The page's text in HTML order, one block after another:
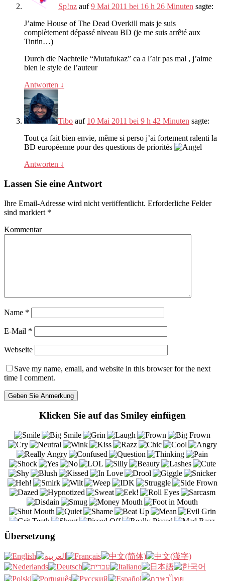
Sp!nz auf9 Mai 2011 bei 16 h 26 Minuten sagte:
J’aime House of The Dead Overkill mais je suis
complètement dépassé niveau BD (je me suis arrêté aux
Tintin…)
Durch die Nachteile “Mutafukaz” ca a l’air pas mal , j’aime
bien le style de l’auteur
Antworten ↓
Tibo auf 10 Mai 2011 bei 9 h 42 Minuten sagte:
Tout ça fait bien envie, même si perso j’ai fortement ralenti la
BD européenne pour des questions de priorités
Antworten ↓
Lassen Sie eine Antwort
Ihre Email-Adresse wird nicht veröffentlicht. Erforderliche Felder
sind markiert *
Kommentar
Name *
E-Mail *
Webseite
Save my name, email, and website in this browser for the next
time I comment.
Klicken Sie auf das Smiley einfügen
Übersetzung